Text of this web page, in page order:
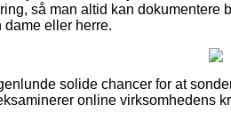
så man altid kan
dame eller herre.
solide chancer for at
online virksomhedens